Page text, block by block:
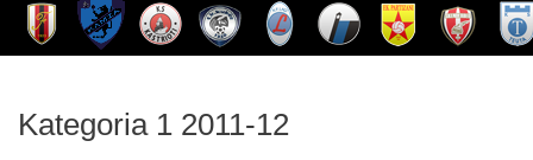
Kategoria 1 2011-12